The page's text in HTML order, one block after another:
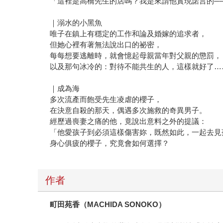
｜溺水的小黑魚
唯子在鎮上有穩定的工作和論及婚嫁的追求者，
但她心裡有著無法說出口的祕密，
每每想要逃離時，就會憶起母親當年對父親的懲罰，
以及那句冰冷的：對待不能共生的人，這樣就好了
｜成為海
多次流產而飽受先生凌虐的櫻子，
在決意自殺的那天，偶遇多次施救的奇異男子。
經歷過喪妻之痛的他，竟說出意料之外的提議：
「他愛孩子到必須這樣傷害妳，既然如此，一起去見
身心俱疲的櫻子，究竟會如何選擇？
作者
町田苑香（MACHIDA SONOKO）